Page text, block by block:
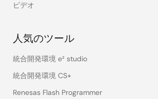
ビデオ
人気のツール
統合開発環境 e² studio
統合開発環境 CS+
Renesas Flash Programmer